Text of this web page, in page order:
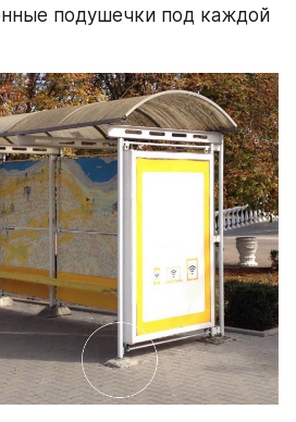
подушечки под каждой